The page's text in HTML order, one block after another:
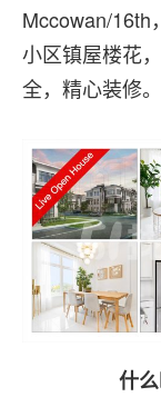
Mccowan/16th
小区镇屋楼花
全，精心装修。
什